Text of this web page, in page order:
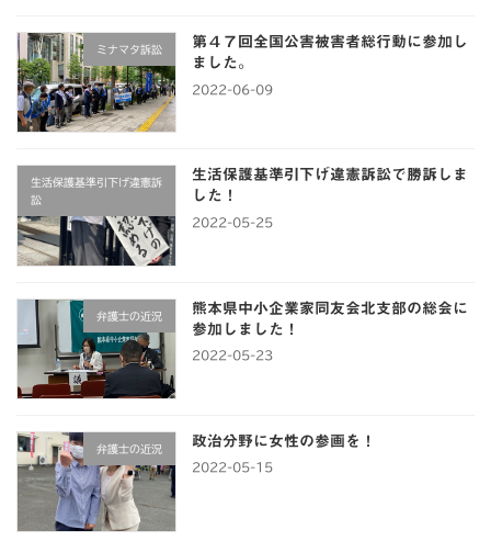
ミナマタ訴訟
第４７回全国公害被害者総行動に参加し
ました。
2022-06-09
生活保護基準引下げ違憲訴
訟
生活保護基準引下げ違憲訴訟で勝訴しま
した！
2022-05-25
弁護士の近況
熊本県中小企業家同友会北支部の総会に
参加しました！
2022-05-23
弁護士の近況 政治分野に女性の参画を！
2022-05-15